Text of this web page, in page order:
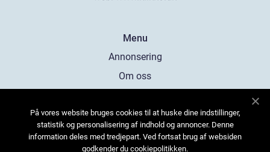
Menu
Annonsering
Om oss
Kontakta oss
Sitemap
På vores website bruges cookies til at huske dine indstillinger,
statistik og personalisering af indhold og annoncer. Denne
information deles med tredjepart. Ved fortsat brug af websiden
godkender du cookiepolitikken.